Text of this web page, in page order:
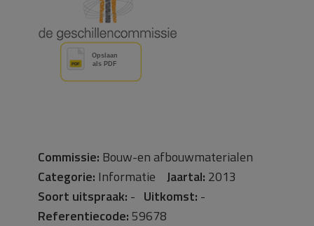
Commissie: Bouw-en afbouwmaterialen
Categorie: Informatie Jaartal: 2013
Soort uitspraak: - Uitkomst: -
Referentiecode: 59678